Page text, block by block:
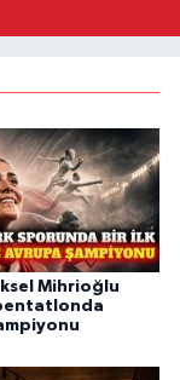
Mihrioğlu